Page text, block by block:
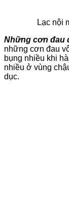
Lạc nội
Những cơn đau
những cơn đau
bụng nhiều khi
nhiều ở vùng
dục.